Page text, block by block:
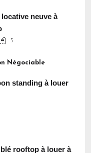
neuve à
5
Négociable
standing à louer
rooftop à louer à